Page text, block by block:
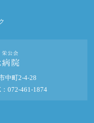
中町2-4-28
072-461-1874